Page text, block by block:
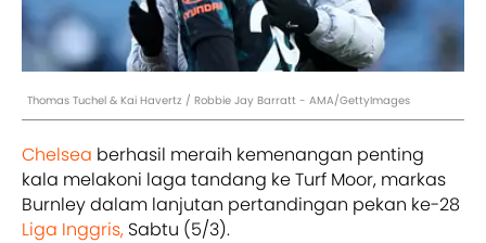
Thomas Tuchel & Kai Havertz / Robbie Jay Barratt - AMA/GettyImages
Chelsea berhasil meraih kemenangan penting
kala melakoni laga tandang ke Turf Moor, markas
Burnley dalam lanjutan pertandingan pekan ke-28
Liga Inggris, Sabtu (5/3).